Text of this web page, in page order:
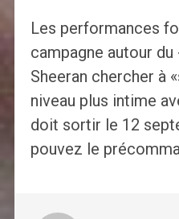
Les performances
campagne autour du
Sheeran chercher à
niveau plus intime
doit sortir le 12
pouvez le